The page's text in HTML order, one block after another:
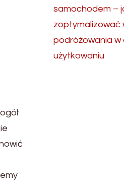
samochodem –
zoptymalizować
podróżowania w
użytkowaniu